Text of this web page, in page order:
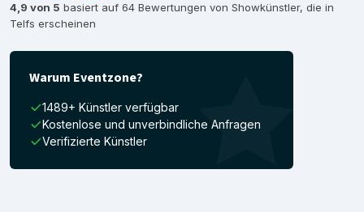
4,9 von 5 basiert auf 64 Bewertungen von Showkünstler, die in
Telfs erscheinen
Warum Eventzone?
1489+ Künstler verfügbar
Kostenlose und unverbindliche Anfragen
Verifizierte Künstler